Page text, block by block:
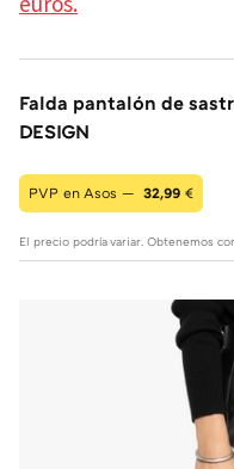
Falda pantalón de
DESIGN
PVP en Asos — 32,99 €
El precio podría variar. Obtenemos